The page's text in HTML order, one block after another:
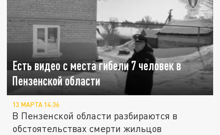
Есть видео с места гибели 7 человек в
Пензенской области
13 МАРТА 14:36
В Пензенской области разбираются в
обстоятельствах смерти жильцов